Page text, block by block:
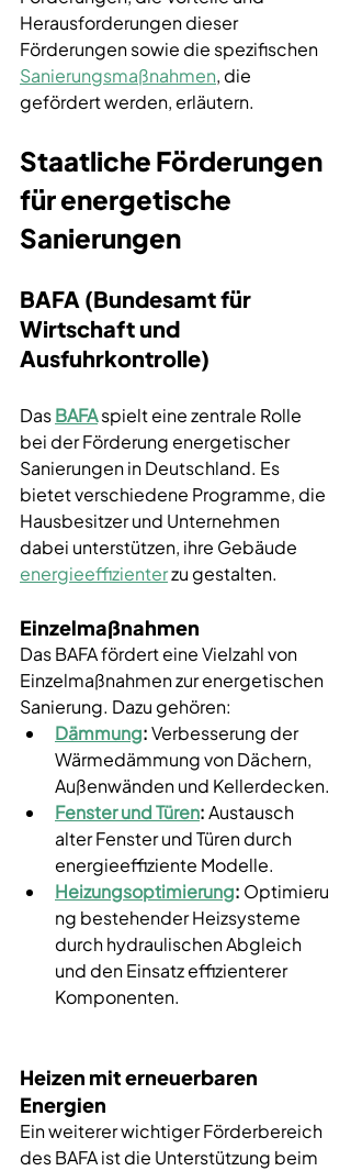
Herausforderungen dieser
Förderungen sowie die spezifischen
Sanierungsmaßnahmen, die
gefördert werden, erläutern.
Staatliche Förderungen
für energetische
Sanierungen
BAFA (Bundesamt für
Wirtschaft und
Ausfuhrkontrolle)
Das BAFA spielt eine zentrale Rolle
bei der Förderung energetischer
Sanierungen in Deutschland. Es
bietet verschiedene Programme, die
Hausbesitzer und Unternehmen
dabei unterstützen, ihre Gebäude
energieeffizienter zu gestalten.
Einzelmaßnahmen
Das BAFA fördert eine Vielzahl von
Einzelmaßnahmen zur energetischen
Sanierung. Dazu gehören:
Dämmung: Verbesserung der
Wärmedämmung von Dächern,
Außenwänden und Kellerdecken.
Fenster und Türen: Austausch
alter Fenster und Türen durch
energieeffiziente Modelle.
Heizungsoptimierung: Optimieru
ng bestehender Heizsysteme
durch hydraulischen Abgleich
und den Einsatz effizienterer
Komponenten.
Heizen mit erneuerbaren
Energien
Ein weiterer wichtiger Förderbereich
des BAFA ist die Unterstützung beim